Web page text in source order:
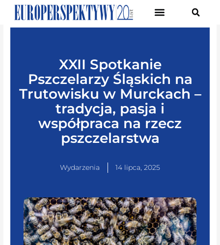
XXII Spotkanie
Pszczelarzy Śląskich na
Trutowisku w Murckach –
tradycja, pasja i
współpraca na rzecz
pszczelarstwa
Wydarzenia 14 lipca, 2025